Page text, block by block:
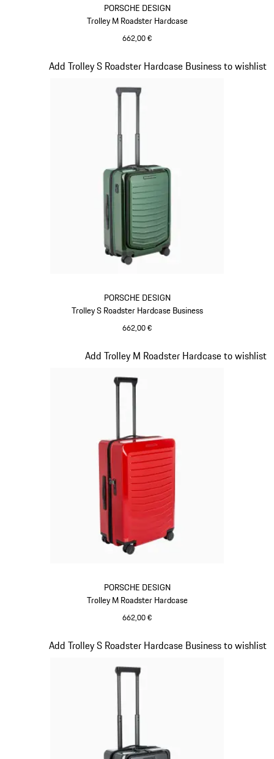
PORSCHE DESIGN
Trolley M Roadster Hardcase
662,00 €
PORSCHE DESIGN
Trolley S Roadster Hardcase Business
662,00 €
Add Trolley S Roadster Hardcase Business to wishlist
Diapositiva 12 di 20
PORSCHE DESIGN
Trolley M Roadster Hardcase
662,00 €
Add Trolley M Roadster Hardcase to wishlist
Diapositiva 13 di 20
Add Trolley S Roadster Hardcase Business to wishlist
Diapositiva 14 di 20